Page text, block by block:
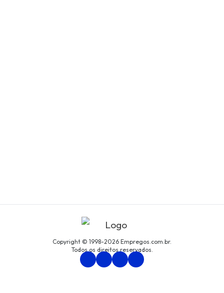
Copyright © 1998-2026 Empregos.com.br.
Todos os direitos reservados.